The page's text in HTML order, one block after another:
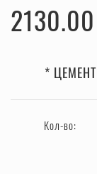
2130.00
* ЦЕМЕНТ
Кол-во: